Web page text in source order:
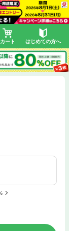
カート はじめての方へ